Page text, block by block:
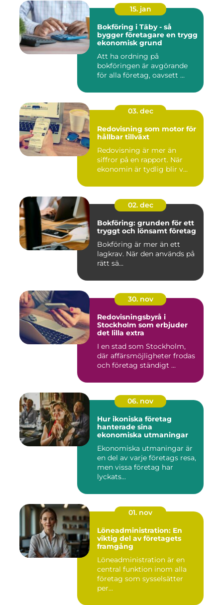
15. jan
Bokföring i Täby - så
bygger företagare en trygg
ekonomisk grund
Att ha ordning på
bokföringen är avgörande
för alla företag, oavsett ...
03. dec
Redovisning som motor för
hållbar tillväxt
Redovisning är mer än
siffror på en rapport. När
ekonomin är tydlig blir v...
02. dec
Bokföring: grunden för ett
tryggt och lönsamt företag
Bokföring är mer än ett
lagkrav. När den används på
rätt sä...
30. nov
Redovisningsbyrå i
Stockholm som erbjuder
det lilla extra
I en stad som Stockholm,
där affärsmöjligheter frodas
och företag ständigt ...
06. nov
Hur ikoniska företag
hanterade sina
ekonomiska utmaningar
Ekonomiska utmaningar är
en del av varje företags resa,
men vissa företag har
lyckats...
01. nov
Löneadministration: En
viktig del av företagets
framgång
Löneadministration är en
central funktion inom alla
företag som sysselsätter
per...